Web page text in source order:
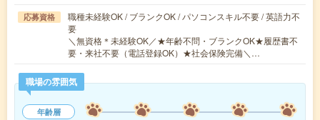
応募資格
職種未経験OK / ブランクOK / パソコンスキル不要 / 英語力不
要
＼無資格＊未経験OK／★年齢不問・ブランクOK★履歴書不
要・来社不要（電話登録OK）★社会保険完備＼…
職場の雰囲気
年齢層